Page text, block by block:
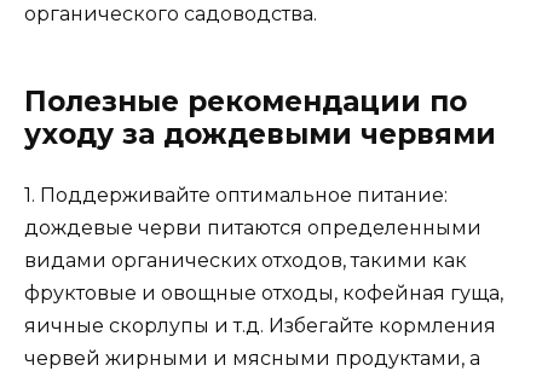
органического садоводства.
Полезные рекомендации по
уходу за дождевыми червями
1. Поддерживайте оптимальное питание:
дождевые черви питаются определенными
видами органических отходов, такими как
фруктовые и овощные отходы, кофейная гуща,
яичные скорлупы и т.д. Избегайте кормления
червей жирными и мясными продуктами, а